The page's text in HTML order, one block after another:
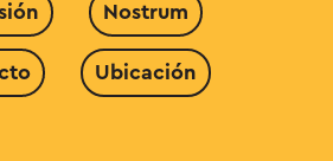
Nostrum
Ubicación